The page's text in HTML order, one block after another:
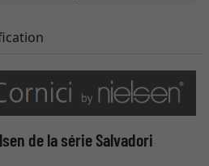
de la série Salvadori